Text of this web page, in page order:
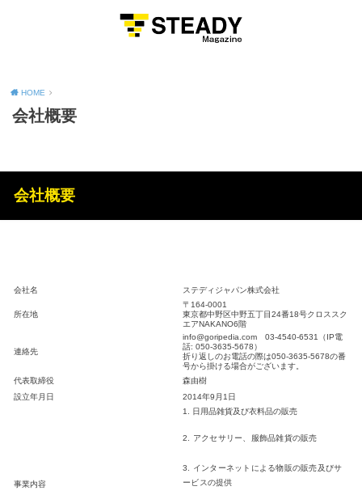
HOME
会社概要
会社概要
会社名 ステディジャパン株式会社
所在地
〒164-0001
東京都中野区中野五丁目24番18号クロススク
エアNAKANO6階
連絡先
info@goripedia.com 03-4540-6531（IP電
話: 050-3635-5678）
折り返しのお電話の際は050-3635-5678の番
号から掛ける場合がございます。
代表取締役
森由樹
設立年月日
2014年9月1日
事業内容
1. 日用品雑貨及び衣料品の販売
2. アクセサリー、服飾品雑貨の販売
3. インターネットによる物販の販売及びサ
ービスの提供